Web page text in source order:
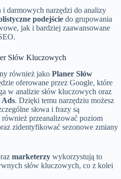
i darmowych narzędzi do analizy
podejście do grupowania
jak i bardziej zaawansowane
Słów Kluczowych
również jako Planer Słów
oferowane przez Google, które
w analizie słów kluczowych oraz
Ads. Dzięki temu narzędziu możesz
słowa i frazy są
przeanalizować poziom
zidentyfikować sezonowe zmiany
marketerzy wykorzystują to
słów kluczowych, co z kolei